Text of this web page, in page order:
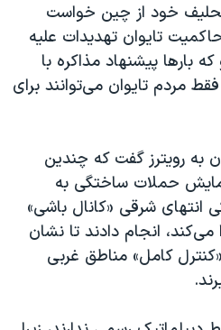
خود از چین خواست
تایوان تهدیدات علیه
بارها پیشنهاد مذاکره با
مردم تایوان می‌توانند برای
به رویترز گفت که چندین
حملات ساختگی به
شرقی «کانال باشی»
می‌کند، انجام دادند تا نشان
کامل» مناطق غربی